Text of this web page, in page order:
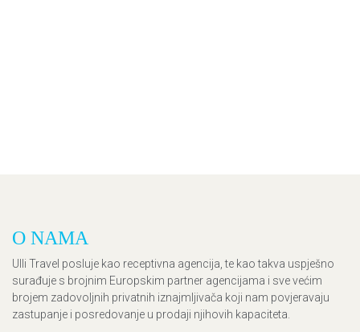
O NAMA
Ulli Travel posluje kao receptivna agencija, te kao takva uspješno
surađuje s brojnim Europskim partner agencijama i sve većim
brojem zadovoljnih privatnih iznajmljivača koji nam povjeravaju
zastupanje i posredovanje u prodaji njihovih kapaciteta.